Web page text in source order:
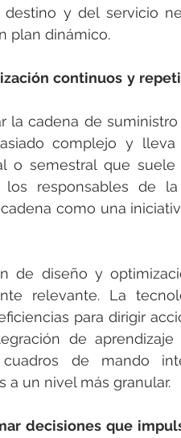
y del servicio
plan dinámico.
continuos y
la cadena de
complejo y
o semestral que
responsables de
como una
de diseño y
relevante. La
para dirigir
de aprendizaje
de mando
a un nivel más granular.
decisiones que